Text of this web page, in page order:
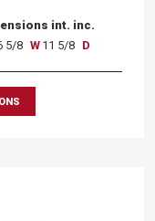
int. inc.
5/8 W 11 5/8 D